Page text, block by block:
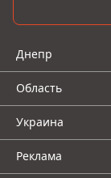
Днепр
Область
Украина
Реклама